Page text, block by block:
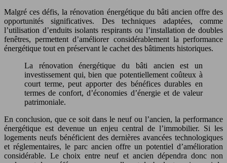
Malgré ces défis, la rénovation énergétique du bâti ancien offre des
opportunités significatives. Des techniques adaptées, comme
l’utilisation d’enduits isolants respirants ou l’installation de doubles
fenêtres, permettent d’améliorer considérablement la performance
énergétique tout en préservant le cachet des bâtiments historiques.
La rénovation énergétique du bâti ancien est un
investissement qui, bien que potentiellement coûteux à
court terme, peut apporter des bénéfices durables en
termes de confort, d’économies d’énergie et de valeur
patrimoniale.
En conclusion, que ce soit dans le neuf ou l’ancien, la performance
énergétique est devenue un enjeu central de l’immobilier. Si les
logements neufs bénéficient des dernières avancées technologiques
et réglementaires, le parc ancien offre un potentiel d’amélioration
considérable. Le choix entre neuf et ancien dépendra donc non